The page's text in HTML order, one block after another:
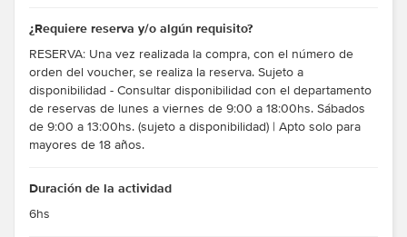
¿Requiere reserva y/o algún requisito?
RESERVA: Una vez realizada la compra, con el número de
orden del voucher, se realiza la reserva. Sujeto a
disponibilidad - Consultar disponibilidad con el departamento
de reservas de lunes a viernes de 9:00 a 18:00hs. Sábados
de 9:00 a 13:00hs. (sujeto a disponibilidad) | Apto solo para
mayores de 18 años.
Duración de la actividad
6hs